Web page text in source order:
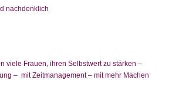
viele Frauen, ihren Selbstwert zu stärken –
– mit Zeitmanagement – mit mehr Machen